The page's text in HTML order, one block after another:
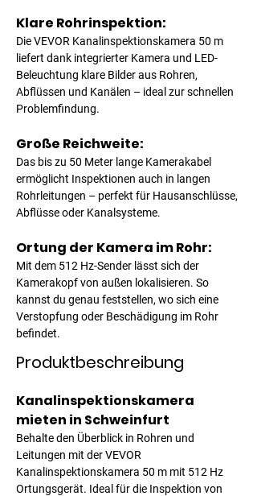
Klare Rohrinspektion:
Die VEVOR Kanalinspektionskamera 50 m
liefert dank integrierter Kamera und LED-
Beleuchtung klare Bilder aus Rohren,
Abflüssen und Kanälen – ideal zur schnellen
Problemfindung.
Große Reichweite:
Das bis zu 50 Meter lange Kamerakabel
ermöglicht Inspektionen auch in langen
Rohrleitungen – perfekt für Hausanschlüsse,
Abflüsse oder Kanalsysteme.
Ortung der Kamera im Rohr:
Mit dem 512 Hz-Sender lässt sich der
Kamerakopf von außen lokalisieren. So
kannst du genau feststellen, wo sich eine
Verstopfung oder Beschädigung im Rohr
befindet.
Produktbeschreibung
Kanalinspektionskamera
mieten in Schweinfurt
Behalte den Überblick in Rohren und
Leitungen mit der VEVOR
Kanalinspektionskamera 50 m mit 512 Hz
Ortungsgerät. Ideal für die Inspektion von